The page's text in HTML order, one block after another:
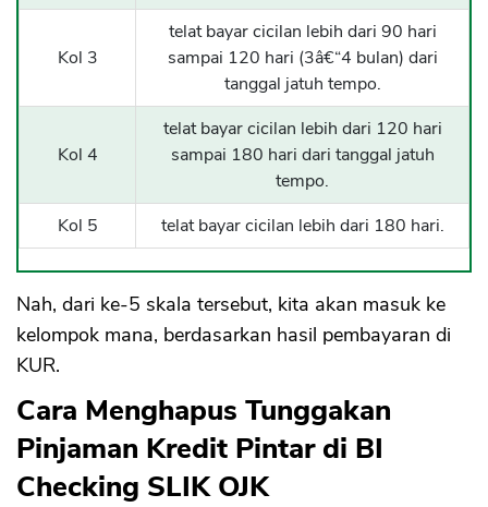
Kol 3
telat bayar cicilan lebih dari 90 hari
sampai 120 hari (3â€“4 bulan) dari
tanggal jatuh tempo.
Kol 4
telat bayar cicilan lebih dari 120 hari
sampai 180 hari dari tanggal jatuh
tempo.
Kol 5
telat bayar cicilan lebih dari 180 hari.
Nah, dari ke-5 skala tersebut, kita akan masuk ke
kelompok mana, berdasarkan hasil pembayaran di
KUR.
Cara Menghapus Tunggakan
Pinjaman Kredit Pintar di BI
Checking SLIK OJK